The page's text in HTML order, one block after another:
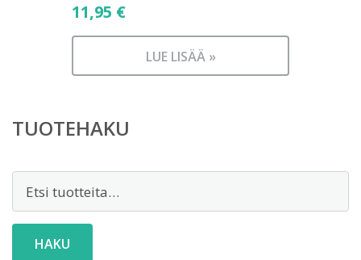
11,95 €
LUE LISÄÄ »
TUOTEHAKU
HAKU